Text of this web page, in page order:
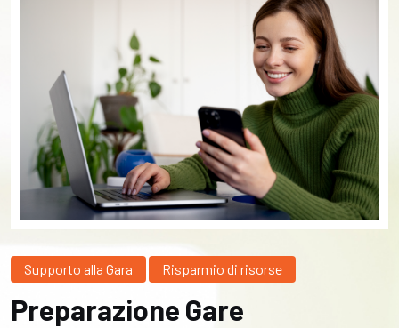
Supporto alla Gara Risparmio di risorse
Preparazione Gare